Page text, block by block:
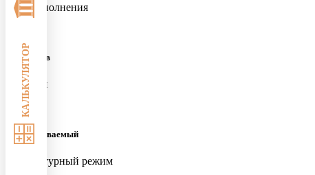
КАЛЬКУЛЯТОР
срок выполнения
36 месяцев
гарантия
Не отапливаемый
температурный режим